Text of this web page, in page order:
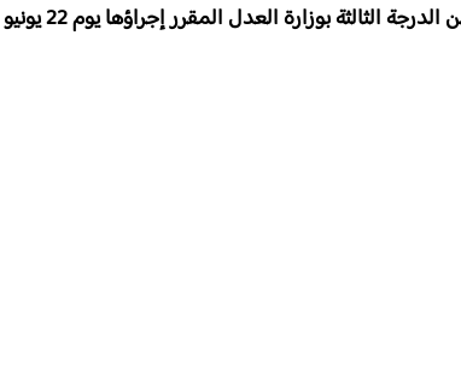
بوزارة العدل المقرر إجراؤها يوم 22 يونيو 2025